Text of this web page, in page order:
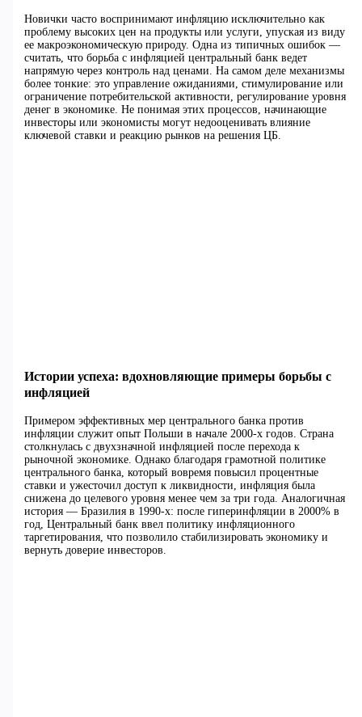
Новички часто воспринимают инфляцию исключительно как
проблему высоких цен на продукты или услуги, упуская из виду
ее макроэкономическую природу. Одна из типичных ошибок —
считать, что борьба с инфляцией центральный банк ведет
напрямую через контроль над ценами. На самом деле механизмы
более тонкие: это управление ожиданиями, стимулирование или
ограничение потребительской активности, регулирование уровня
денег в экономике. Не понимая этих процессов, начинающие
инвесторы или экономисты могут недооценивать влияние
ключевой ставки и реакцию рынков на решения ЦБ.
Истории успеха: вдохновляющие примеры борьбы с
инфляцией
Примером эффективных мер центрального банка против
инфляции служит опыт Польши в начале 2000-х годов. Страна
столкнулась с двухзначной инфляцией после перехода к
рыночной экономике. Однако благодаря грамотной политике
центрального банка, который вовремя повысил процентные
ставки и ужесточил доступ к ликвидности, инфляция была
снижена до целевого уровня менее чем за три года. Аналогичная
история — Бразилия в 1990-х: после гиперинфляции в 2000% в
год, Центральный банк ввел политику инфляционного
таргетирования, что позволило стабилизировать экономику и
вернуть доверие инвесторов.